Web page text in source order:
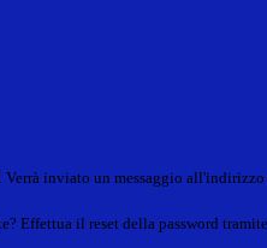
Verrà inviato un messaggio
Effettua il reset della password